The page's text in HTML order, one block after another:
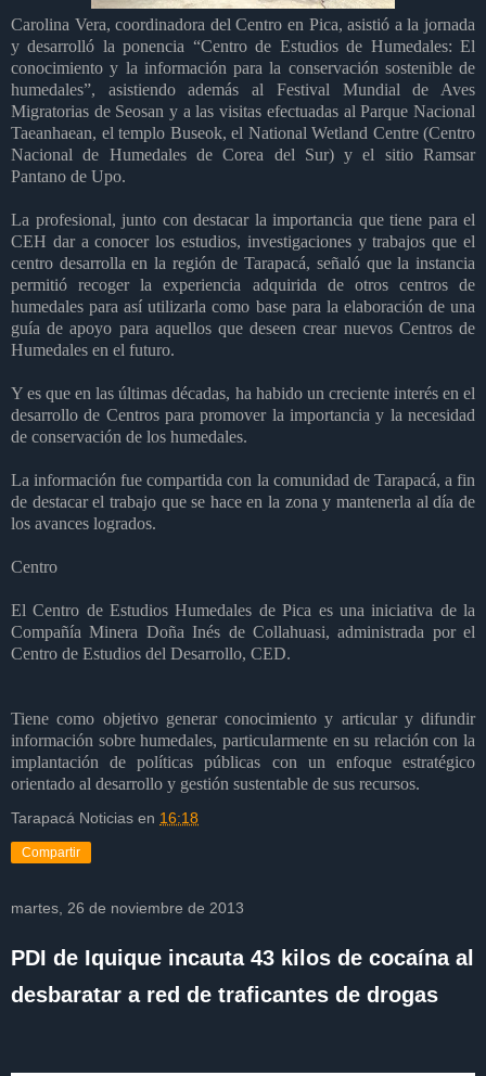
Carolina Vera, coordinadora del Centro en Pica, asistió a la jornada
y desarrolló la ponencia “Centro de Estudios de Humedales: El
conocimiento y la información para la conservación sostenible de
humedales”, asistiendo además al Festival Mundial de Aves
Migratorias de Seosan y a las visitas efectuadas al Parque Nacional
Taeanhaean, el templo Buseok, el National Wetland Centre (Centro
Nacional de Humedales de Corea del Sur) y el sitio Ramsar
Pantano de Upo.
La profesional, junto con destacar la importancia que tiene para el
CEH dar a conocer los estudios, investigaciones y trabajos que el
centro desarrolla en la región de Tarapacá, señaló que la instancia
permitió recoger la experiencia adquirida de otros centros de
humedales para así utilizarla como base para la elaboración de una
guía de apoyo para aquellos que deseen crear nuevos Centros de
Humedales en el futuro.
Y es que en las últimas décadas, ha habido un creciente interés en el
desarrollo de Centros para promover la importancia y la necesidad
de conservación de los humedales.
La información fue compartida con la comunidad de Tarapacá, a fin
de destacar el trabajo que se hace en la zona y mantenerla al día de
los avances logrados.
Centro
El Centro de Estudios Humedales de Pica es una iniciativa de la
Compañía Minera Doña Inés de Collahuasi, administrada por el
Centro de Estudios del Desarrollo, CED.
Tiene como objetivo generar conocimiento y articular y difundir
información sobre humedales, particularmente en su relación con la
implantación de políticas públicas con un enfoque estratégico
orientado al desarrollo y gestión sustentable de sus recursos.
Tarapacá Noticias en 16:18
Compartir
martes, 26 de noviembre de 2013
PDI de Iquique incauta 43 kilos de cocaína al
desbaratar a red de traficantes de drogas